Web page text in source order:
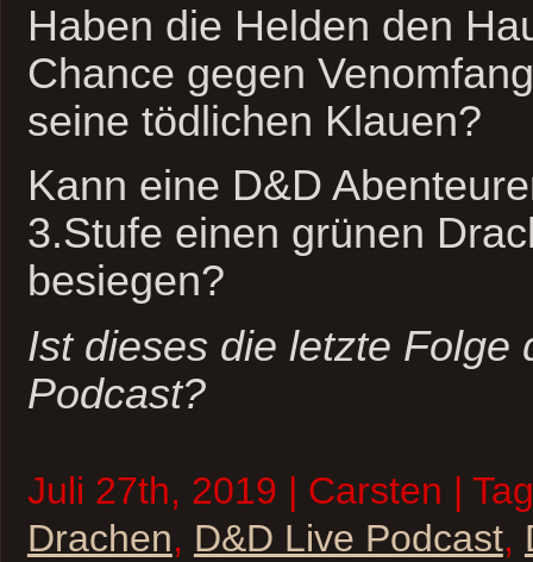
Haben die Helden den
Chance gegen
seine tödlichen Klauen?
Kann eine D&D
3.Stufe einen grünen
besiegen?
Ist dieses die letzte Folge
Podcast?
Juli 27th, 2019 | Carsten |
Drachen, D&D Live Podcast,